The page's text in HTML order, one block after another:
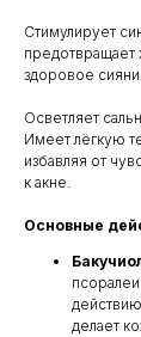
Стимулирует
предотвращает
здоровое
Осветляет
Имеет лёгкую
избавляя от
к акне.
Основные
делает